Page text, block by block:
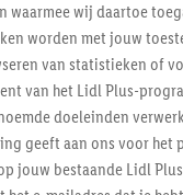
waarmee wij daartoe
worden met jouw
van statistieken of
van het Lidl Plus-
doeleinden
geeft aan ons voor
jouw bestaande Lidl